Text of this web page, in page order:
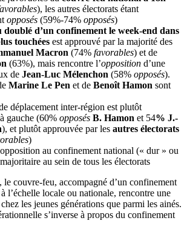
), les autres électorats étant
opposés (59%-74% opposés)
doublé d’un confinement le week-end dans
touchées est approuvé par la majorité des
Macron (74% favorables) et de
(63%), mais rencontre l’opposition d’une
de Jean-Luc Mélenchon (58% opposés).
Marine Le Pen et de Benoît Hamon sont
déplacement inter-région est plutôt
gauche (60% opposés B. Hamon et 54% J.-
), et plutôt approuvée par les autres électorats
)
au confinement national (« dur » ou
au sein de tous les électorats
le couvre-feu, accompagné d’un confinement
l’échelle locale ou nationale, rencontre une
les jeunes générations que parmi les ainés.
s’inverse à propos du confinement